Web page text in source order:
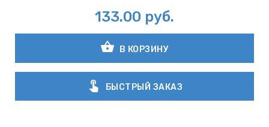
133.00 руб.
shopping_basket В КОРЗИНУ
touch_app БЫСТРЫЙ ЗАКАЗ